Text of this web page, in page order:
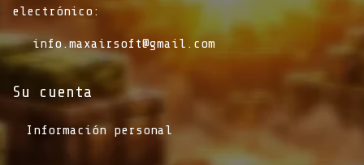
electrónico:
info.maxairsoft@gmail.com
Su cuenta
Información personal